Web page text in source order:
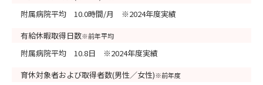
附属病院平均 10.0時間/月 ※2024年度実績
有給休暇取得日数※前年平均
附属病院平均 10.8日 ※2024年度実績
育休対象者および取得者数(男性／女性)※前年度